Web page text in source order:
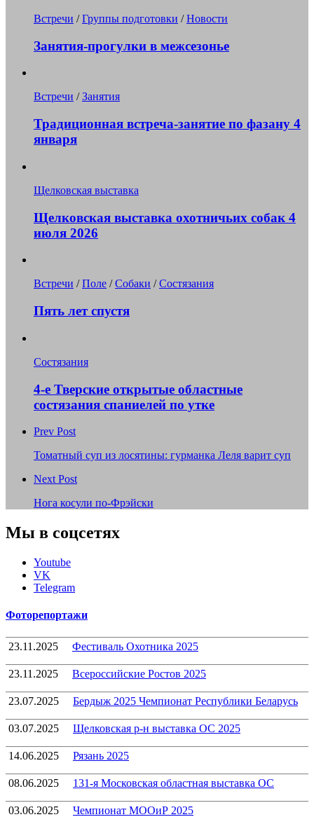
Встречи /Группы подготовки /Новости
Занятия-прогулки в межсезонье
Встречи /Занятия
Традиционная встреча-занятие по фазану 4
января
Щелковская выставка
Щелковская выставка охотничьих собак 4
июля 2026
Встречи /Поле /Собаки /Состязания
Пять лет спустя
Состязания
4-е Тверские открытые областные
состязания спаниелей по утке
Prev Post
Томатный суп из лосятины: гурманка Леля варит суп
Next Post
Нога косули по-Фрэйски
Мы в соцсетях
Youtube
VK
Telegram
Фоторепортажи
23.11.2025 Фестиваль Охотника 2025
23.11.2025 Всероссийские Ростов 2025
23.07.2025 Бердыж 2025 Чемпионат Республики Беларусь
03.07.2025 Щелковская р-н выставка ОС 2025
14.06.2025 Рязань 2025
08.06.2025 131-я Московская областная выставка ОС
03.06.2025 Чемпионат МООиР 2025